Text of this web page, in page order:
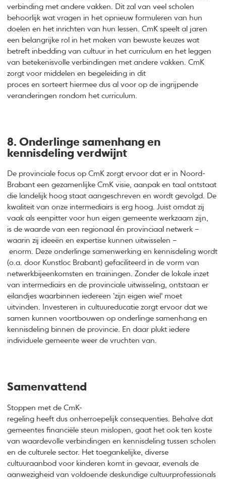
verbinding met andere vakken. Dit zal van veel scholen
behoorlijk wat vragen in het opnieuw formuleren van hun
doelen en het inrichten van hun lessen. CmK speelt al jaren
een belangrijke rol in het maken van bewuste keuzes wat
betreft inbedding van cultuur in het curriculum en het leggen
van betekenisvolle verbindingen met andere vakken. CmK
zorgt voor middelen en begeleiding in dit
proces en sorteert hiermee dus al voor op de ingrijpende
veranderingen rondom het curriculum.
8. Onderlinge samenhang en
kennisdeling verdwijnt
De provinciale focus op CmK zorgt ervoor dat er in Noord-
Brabant een gezamenlijke CmK visie, aanpak en taal ontstaat
die landelijk hoog staat aangeschreven en wordt gevolgd. De
kwaliteit van onze intermediairs is erg hoog. Juist omdat zij
vaak als eenpitter voor hun eigen gemeente werkzaam zijn,
is de waarde van een regionaal én provinciaal netwerk –
waarin zij ideeën en expertise kunnen uitwisselen –
enorm. Deze onderlinge samenwerking en kennisdeling wordt
(o.a. door Kunstloc Brabant) gefaciliteerd in de vorm van
netwerkbijeenkomsten en trainingen. Zonder de lokale inzet
van intermediairs en de provinciale uitwisseling, ontstaan er
eilandjes waarbinnen iedereen ‘zijn eigen wiel’ moet
uitvinden. Investeren in cultuureducatie zorgt ervoor dat we
samen kunnen voortbouwen op onderlinge samenhang en
kennisdeling binnen de provincie. En daar plukt iedere
individuele gemeente weer de vruchten van.
Samenvattend
Stoppen met de CmK-
regeling heeft dus onherroepelijk consequenties. Behalve dat
gemeentes financiële steun mislopen, gaat het ook ten koste
van waardevolle verbindingen en kennisdeling tussen scholen
en de culturele sector. Het toegankelijke, diverse
cultuuraanbod voor kinderen komt in gevaar, evenals de
aanwezigheid van voldoende deskundige cultuurprofessionals